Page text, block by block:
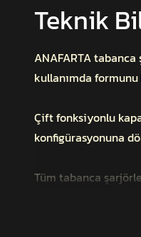
Teknik
ANAFARTA
kullanımda formunu
Çift fonksiyonlu
konfigürasyonuna
Tüm tabanca
entegre edilebilir.